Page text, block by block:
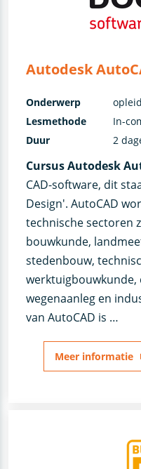
Autodesk
Cursus Autodesk
CAD-software, dit
Design'. AutoCAD
technische sectoren
bouwkunde,
stedenbouw,
werktuigbouwkunde,
wegenaanleg en
van AutoCAD is …
Onderwerp
Lesmethode
In-
Duur
2
Meer informatie